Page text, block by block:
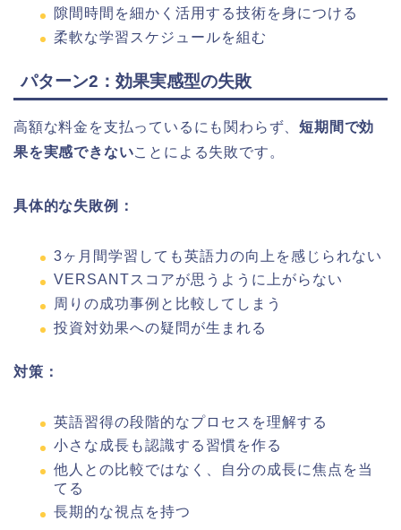
隙間時間を細かく活用する技術を身につける
柔軟な学習スケジュールを組む
パターン2：効果実感型の失敗
高額な料金を支払っているにも関わらず、短期間で効
果を実感できないことによる失敗です。
具体的な失敗例：
3ヶ月間学習しても英語力の向上を感じられない
VERSANTスコアが思うように上がらない
周りの成功事例と比較してしまう
投資対効果への疑問が生まれる
対策：
英語習得の段階的なプロセスを理解する
小さな成長も認識する習慣を作る
他人との比較ではなく、自分の成長に焦点を当
てる
長期的な視点を持つ